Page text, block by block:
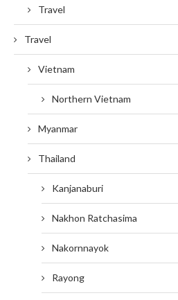
Travel
Travel
Vietnam
Northern Vietnam
Myanmar
Thailand
Kanjanaburi
Nakhon Ratchasima
Nakornnayok
Rayong